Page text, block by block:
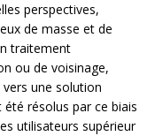
perspectives,
de masse et de
traitement
ou de voisinage,
une solution
résolus par ce biais
utilisateurs supérieur